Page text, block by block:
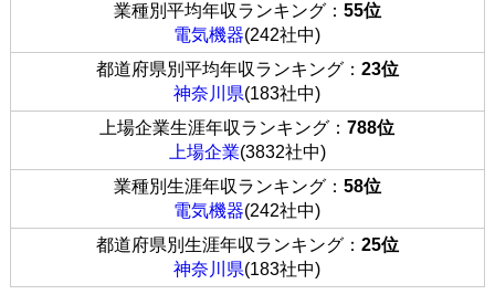
業種別平均年収ランキング： 55位
電気機器(242社中)
都道府県別平均年収ランキング： 23位
神奈川県(183社中)
上場企業生涯年収ランキング：788位
上場企業(3832社中)
業種別生涯年収ランキング： 58位
電気機器(242社中)
都道府県別生涯年収ランキング： 25位
神奈川県(183社中)